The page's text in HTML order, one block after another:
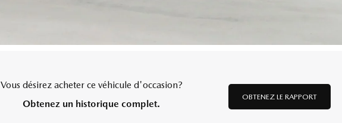
Vous désirez acheter ce véhicule d'occasion?
Obtenez un historique complet.
OBTENEZ LE RAPPORT